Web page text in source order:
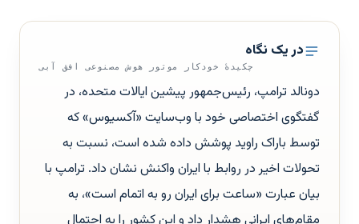
در یک نگاه
چکیدهٔ خودکار موتور هوش مصنوعی افق آبی
دونالد ترامپ، رئیس‌جمهور پیشین ایالات متحده، در
گفتگوی اختصاصی خود با وب‌سایت «آکسیوس» که
توسط باراک راوید پوشش داده شده است، نسبت به
تحولات اخیر در روابط با ایران واکنش نشان داد. ترامپ با
بیان عبارت «ساعت برای ایران رو به اتمام است»، به